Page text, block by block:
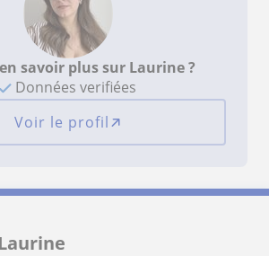
savoir plus sur Laurine ?
Données verifiées
Voir le profil